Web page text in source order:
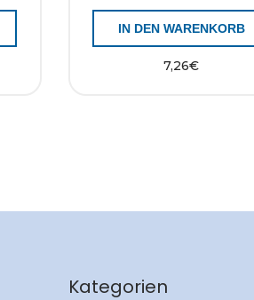
7,26€
IN DEN WARENKORB
Kategorien